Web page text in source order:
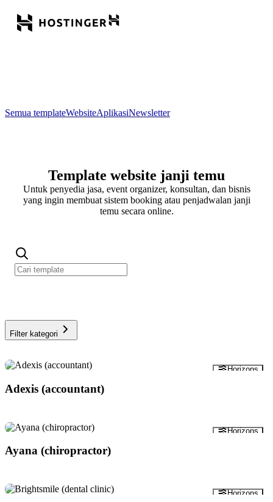
Semua templateWebsiteAplikasiNewsletter
Template website janji temu
Untuk penyedia jasa, event organizer, konsultan, dan bisnis
yang ingin membuat sistem booking atau penjadwalan janji
temu secara online.
Filter kategori
Horizons
Adexis (accountant)
Horizons
Ayana (chiropractor)
Horizons